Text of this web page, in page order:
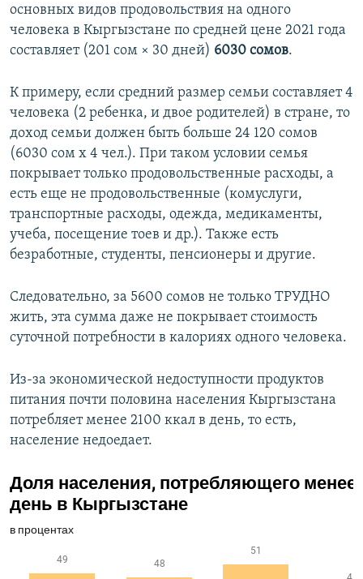
основных видов продовольствия на одного
человека в Кыргызстане по средней цене 2021 года
составляет (201 сом × 30 дней) 6030 сомов.
К примеру, если средний размер семьи составляет 4
человека (2 ребенка, и двое родителей) в стране, то
доход семьи должен быть больше 24 120 сомов
(6030 сом х 4 чел.). При таком условии семья
покрывает только продовольственные расходы, а
есть еще не продовольственные (комуслуги,
транспортные расходы, одежда, медикаменты,
учеба, посещение тоев и др.). Также есть
безработные, студенты, пенсионеры и другие.
Следовательно, за 5600 сомов не только ТРУДНО
жить, эта сумма даже не покрывает стоимость
суточной потребности в калориях одного человека.
Из-за экономической недоступности продуктов
питания почти половина населения Кыргызстана
потребляет менее 2100 ккал в день, то есть,
население недоедает.